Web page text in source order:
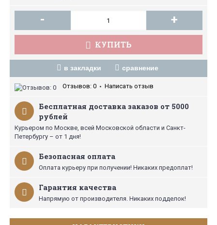
- +
КУПИТЬ
в закладки сравнение
Отзывов: 0 • Написать отзыв
Бесплатная доставка заказов от 5000
рублей
Курьером по Москве, всей Московской области и Санкт-
Петербургу – от 1 дня!
Безопасная оплата
Оплата курьеру при получении! Никаких предоплат!
Гарантия качества
Напрямую от производителя. Никаких подделок!